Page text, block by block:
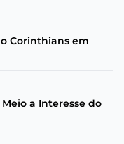
Corinthians em
a Interesse do